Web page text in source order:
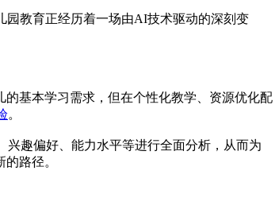
教育正经历着一场由AI技术驱动的深刻变
基本学习需求，但在个性化教学、资源优化配
。
趣偏好、能力水平等进行全面分析，从而为
路径。